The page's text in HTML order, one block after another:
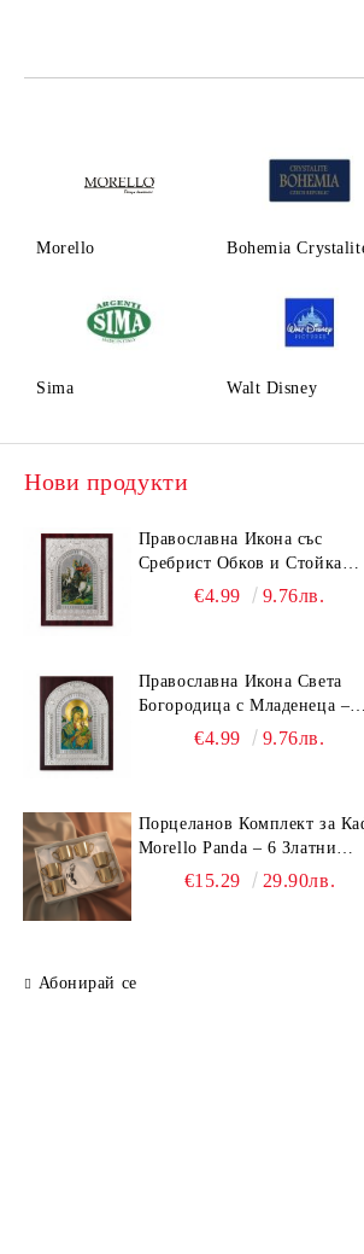
Morello Bohemia
Sima Walt Disney
Нови продукти
Православна Икона със
Сребрист Обков и Стойка
(23.5х19 см) – Исус Христос,
€4.99 9.76лв.
Православна Икона Света
Богородица с Младенеца –
Сребрист Обков и Стойка
€4.99 9.76лв.
Порцеланов Комплект за
Morello Panda – 6 Златни
Огледални Чаши с
€15.29 29.90лв.
Абонирай се